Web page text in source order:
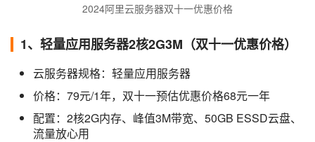
2024阿里云服务器双十一优惠价格
1、轻量应用服务器2核2G3M（双十一优惠价格）
云服务器规格：轻量应用服务器
价格：79元/1年，双十一预估优惠价格68元一年
配置：2核2G内存、峰值3M带宽、50GB ESSD云盘、
流量放心用